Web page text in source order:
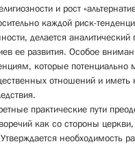
и рост
каждой риск-
делается аналитический
ее развития. Особое
которые потенциально
отношений и иметь
практические пути
как со стороны
необходимость